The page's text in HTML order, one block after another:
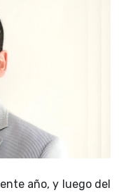
año, y luego del